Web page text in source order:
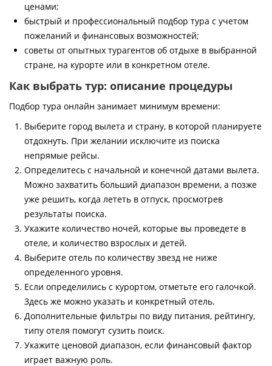
ценами;
быстрый и профессиональный подбор тура с учетом
пожеланий и финансовых возможностей;
советы от опытных турагентов об отдыхе в выбранной
стране, на курорте или в конкретном отеле.
Как выбрать тур: описание процедуры
Подбор тура онлайн занимает минимум времени:
Выберите город вылета и страну, в которой планируете
отдохнуть. При желании исключите из поиска
непрямые рейсы.
Определитесь с начальной и конечной датами вылета.
Можно захватить больший диапазон времени, а позже
уже решить, когда лететь в отпуск, просмотрев
результаты поиска.
Укажите количество ночей, которые вы проведете в
отеле, и количество взрослых и детей.
Выберите отель по количеству звезд не ниже
определенного уровня.
Если определились с курортом, отметьте его галочкой.
Здесь же можно указать и конкретный отель.
Дополнительные фильтры по виду питания, рейтингу,
типу отеля помогут сузить поиск.
Укажите ценовой диапазон, если финансовый фактор
играет важную роль.